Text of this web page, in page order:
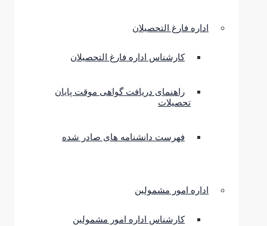
اداره فارغ التحصیلان
کارشناس اداره فارغ التحصیلان
راهنمای دریافت گواهی موقت پایان
تحصیلات
فهرست دانشنامه های صادر شده
اداره امور مشمولین
کارشناس اداره امور مشمولین